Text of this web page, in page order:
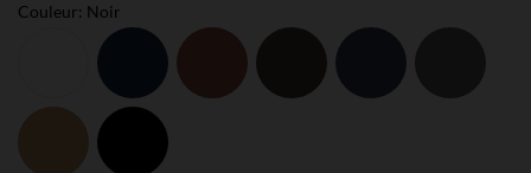
Couleur: Noir
Blanc
Bleu
Navy
Capuccino Chocolat Grafit
Neutre